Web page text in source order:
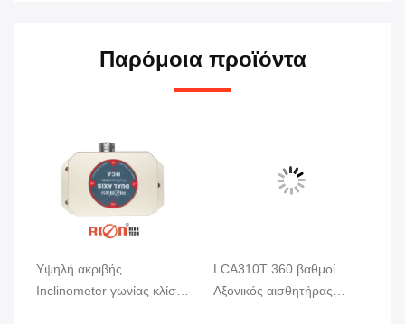
Παρόμοια προϊόντα
Υψηλή ακριβής
Inclinometer γωνίας κλίσης
LCA310T 360 βαθμοί
Αξονικός αισθητήρας